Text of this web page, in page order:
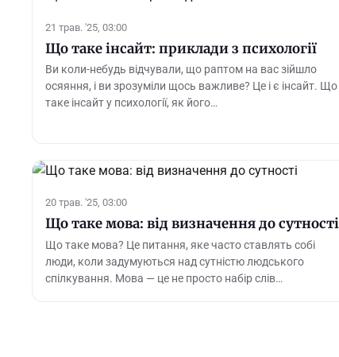
21 трав. '25, 03:00
Що таке інсайт: приклади з психології
Ви коли-небудь відчували, що раптом на вас зійшло
осяяння, і ви зрозуміли щось важливе? Це і є інсайт. Що
таке інсайт у психології, як його…
20 трав. '25, 03:00
Що таке мова: від визначення до сутності
Що таке мова? Це питання, яке часто ставлять собі
люди, коли задумуються над сутністю людського
спілкування. Мова — це не просто набір слів…